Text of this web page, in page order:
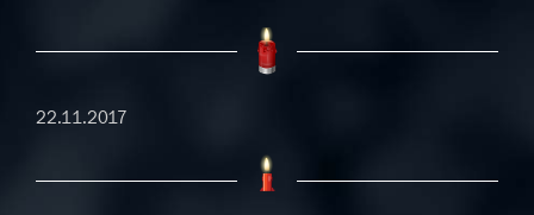
22.11.2017